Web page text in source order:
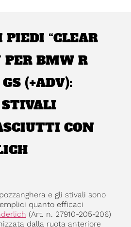
PIEDI “CLEAR
PER BMW R
(+ADV):
STIVALI
CON
e gli stivali sono
quanto efficaci
(Art. n. 27910-205-206)
dalla ruota anteriore